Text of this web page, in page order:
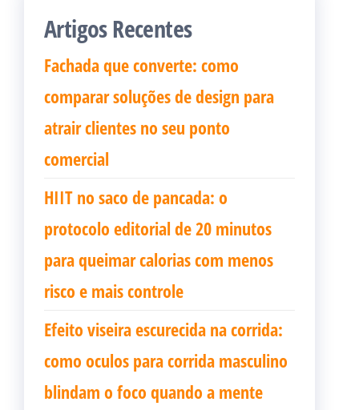
Artigos Recentes
Fachada que converte: como
comparar soluções de design para
atrair clientes no seu ponto
comercial
HIIT no saco de pancada: o
protocolo editorial de 20 minutos
para queimar calorias com menos
risco e mais controle
Efeito viseira escurecida na corrida:
como oculos para corrida masculino
blindam o foco quando a mente